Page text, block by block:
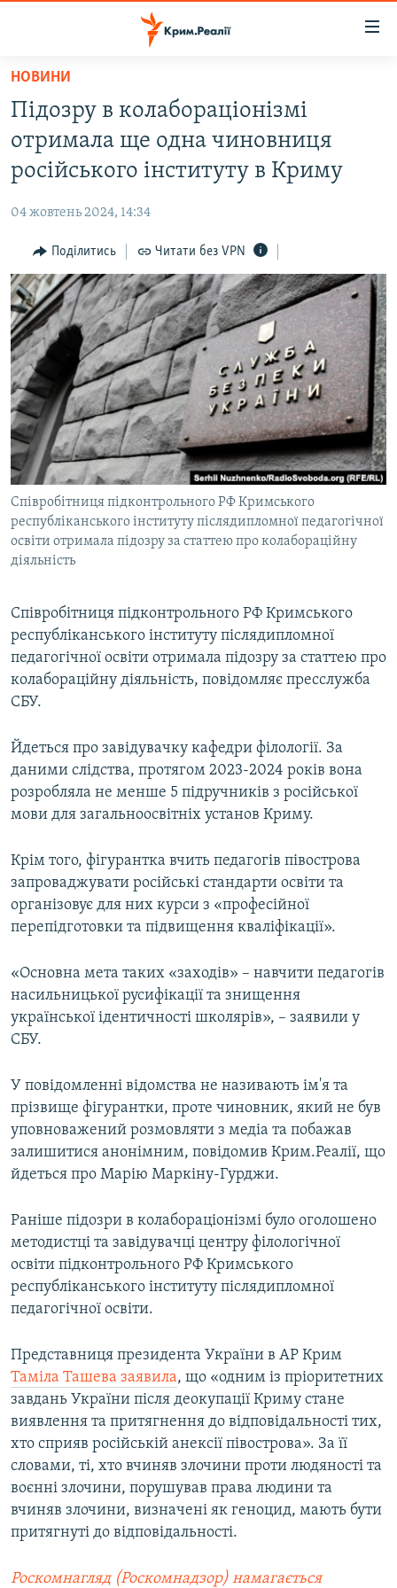
Перейти
основного
матеріалу
Перейти
до
основної
Перейти
до
пошуку
ВОДА.КРИМ
ВІДЕО ТА ФОТО
БЛОГИ
ПОГЛЯД
ІНТЕРВ'Ю
ВСЕ ЗА ДЕНЬ
СПЕЦПРОЕКТИ
ДЕПОРТАЦІЯ
ВІДЕОУРОКИ «ELIFBE»
СВІДЧЕННЯ ОКУПАЦІЇ
УКРАЇНСЬКА ПРОБЛЕМА КРИМУ
ІНФОГРАФІКА
ЯК ОБІЙТИ БЛОКУВАННЯ
Русский
Qırımtatar
ДОЛУЧАЙСЯ!
НОВИНИ
Підозру в колабораціонізмі
отримала ще одна чиновниця
російського інституту в Криму
04 жовтень 2024, 14:34
Поділитись Читати без VPN
Співробітниця підконтрольного РФ Кримського
республіканського інституту післядипломної педагогічної
освіти отримала підозру за статтею про колабораційну
діяльність
Співробітниця підконтрольного РФ Кримського
республіканського інституту післядипломної
педагогічної освіти отримала підозру за статтею про
колабораційну діяльність, повідомляє пресслужба
СБУ.
Йдеться про завідувачку кафедри філології. За
даними слідства, протягом 2023-2024 років вона
розробляла не менше 5 підручників з російської
мови для загальноосвітніх установ Криму.
Крім того, фігурантка вчить педагогів півострова
запроваджувати російські стандарти освіти та
організовує для них курси з «професійної
перепідготовки та підвищення кваліфікації».
«Основна мета таких «заходів» – навчити педагогів
насильницької русифікації та знищення
української ідентичності школярів», – заявили у
СБУ.
У повідомленні відомства не називають ім'я та
прізвище фігурантки, проте чиновник, який не був
уповноважений розмовляти з медіа та побажав
залишитися анонімним, повідомив Крим.Реалії, що
йдеться про Марію Маркіну-Гурджи.
Раніше підозри в колабораціонізмі було оголошено
методистці та завідувачці центру філологічної
освіти підконтрольного РФ Кримського
республіканського інституту післядипломної
педагогічної освіти.
Представниця президента України в АР Крим
Таміла Ташева заявила, що «одним із пріоритетних
завдань України після деокупації Криму стане
виявлення та притягнення до відповідальності тих,
хто сприяв російській анексії півострова». За її
словами, ті, хто вчиняв злочини проти людяності та
воєнні злочини, порушував права людини та
вчиняв злочини, визначені як геноцид, мають бути
притягнуті до відповідальності.
Роскомнагляд (Роскомнадзор) намагається